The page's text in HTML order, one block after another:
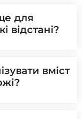
для
відстані?
вміст